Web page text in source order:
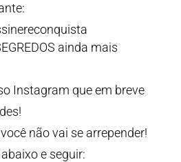
ainda mais
Instagram que em breve
não vai se arrepender!
e seguir: